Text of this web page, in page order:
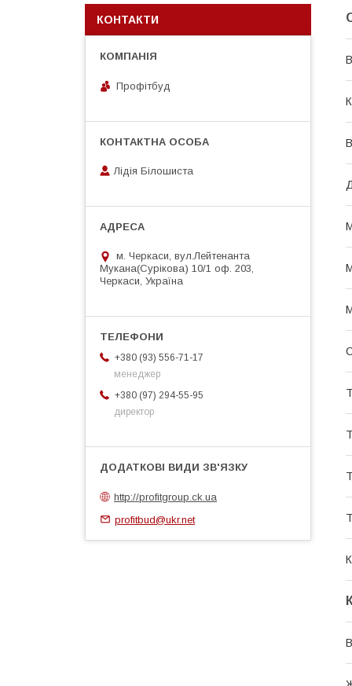
КОНТАКТИ
Профітбуд
Лідія Білошиста
м. Черкаси, вул.Лейтенанта
Мукана(Сурікова) 10/1 оф. 203,
Черкаси, Україна
+380 (93) 556-71-17
менеджер
+380 (97) 294-55-95
директор
http://profitgroup.ck.ua
profitbud@ukr.net